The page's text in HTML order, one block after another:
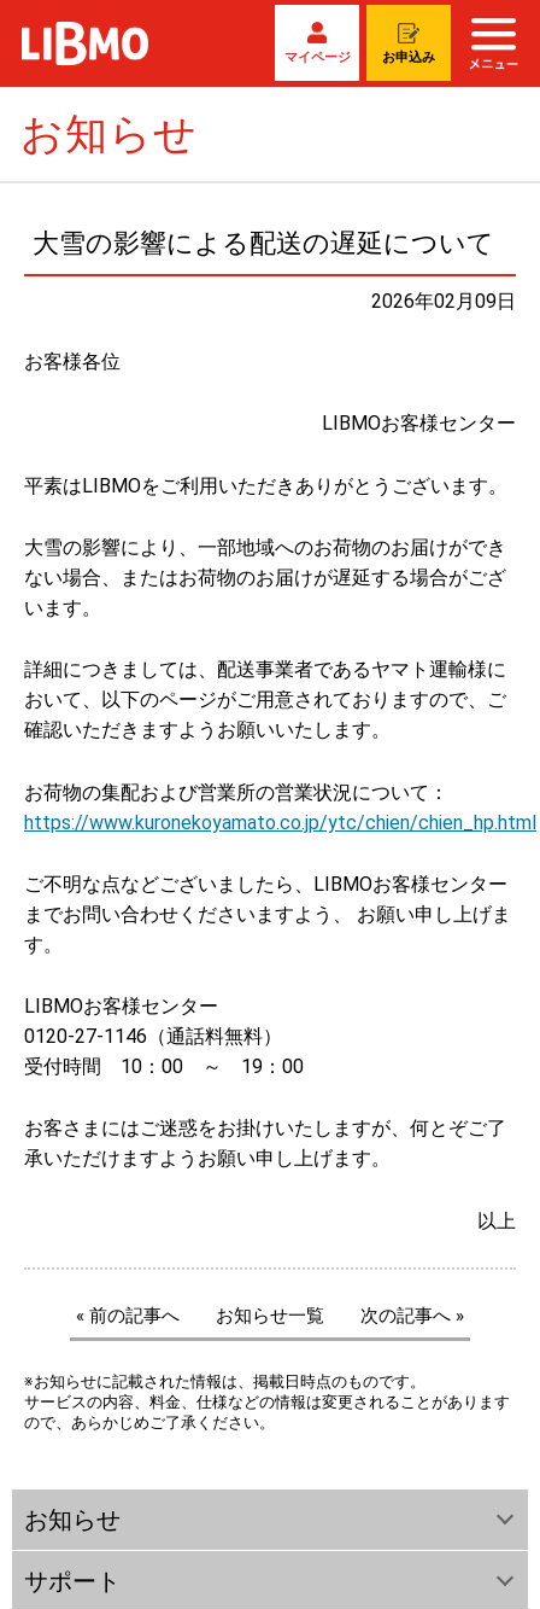
マイページ お申込み
お知らせ
大雪の影響による配送の遅延について
2026年02月09日
お客様各位
LIBMOお客様センター
平素はLIBMOをご利用いただきありがとうございます。
大雪の影響により、一部地域へのお荷物のお届けができ
ない場合、またはお荷物のお届けが遅延する場合がござ
います。
詳細につきましては、配送事業者であるヤマト運輸様に
おいて、以下のページがご用意されておりますので、ご
確認いただきますようお願いいたします。
お荷物の集配および営業所の営業状況について：
https://www.kuronekoyamato.co.jp/ytc/chien/chien_hp.html
ご不明な点などございましたら、LIBMOお客様センター
までお問い合わせくださいますよう、 お願い申し上げま
す。
LIBMOお客様センター
0120-27-1146（通話料無料）
受付時間 10：00 ～ 19：00
お客さまにはご迷惑をお掛けいたしますが、何とぞご了
承いただけますようお願い申し上げます。
以上
« 前の記事へ お知らせ一覧 次の記事へ »
※お知らせに記載された情報は、掲載日時点のものです。
サービスの内容、料金、仕様などの情報は変更されることがあります
ので、あらかじめご了承ください。
お知らせ
サポート